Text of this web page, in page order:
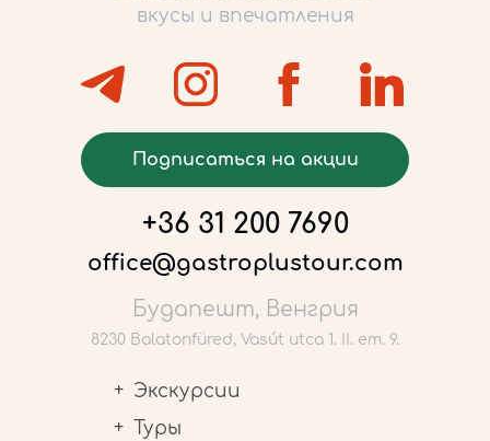
вкусы и впечатления
Подписаться на акции
+36 31 200 7690
office@gastroplustour.com
Будапешт, Венгрия
8230 Balatonfüred, Vasút utca 1. II. em. 9.
Экскурсии
Туры